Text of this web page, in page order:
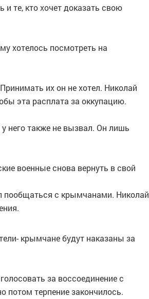
и те, кто хочет доказать свою
хотелось посмотреть на
их он не хотел. Николай
эта расплата за оккупацию.
него также не вызвал. Он лишь
военные снова вернуть в свой
пообщаться с крымчанами. Николай
крымчане будут наказаны за
за воссоединение с
потом терпение закончилось.